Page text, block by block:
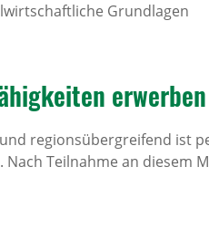
Grundlagen
regionsübergreifend ist
Nach Teilnahme an diesem